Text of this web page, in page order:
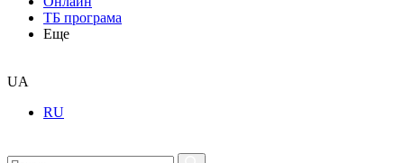
ТБ програма
Еще
UA
RU